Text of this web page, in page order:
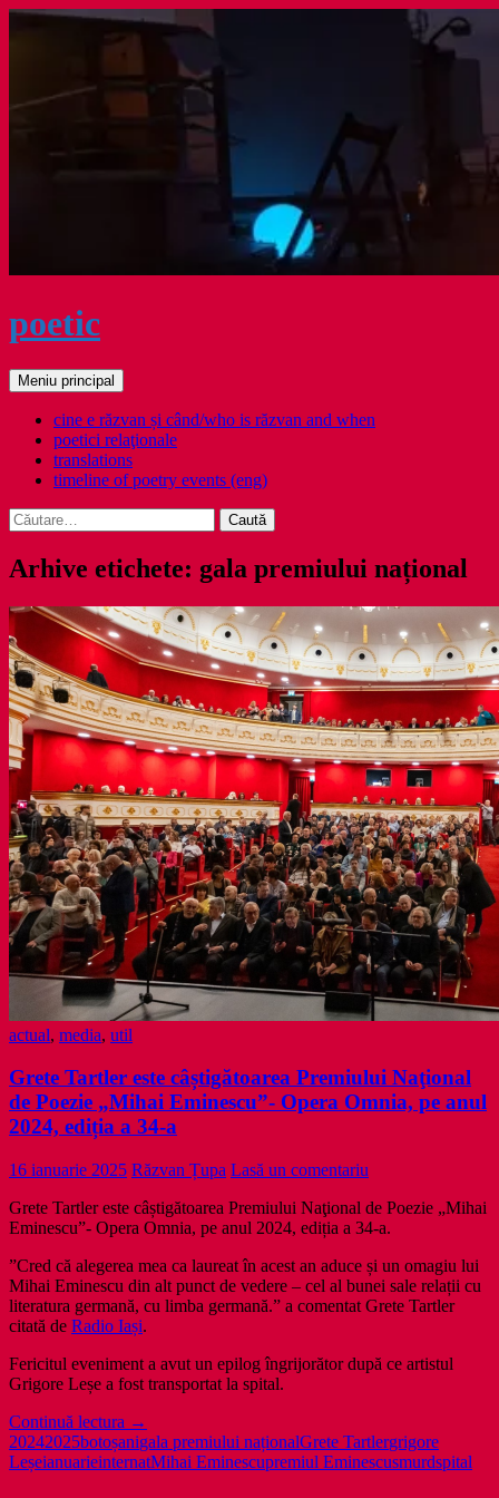
Sari
poetic
Caută
Meniu principal
cine e răzvan și când/who is răzvan and when
poetici relaţionale
translations
timeline of poetry events (eng)
Caută
după:
Arhive etichete: gala premiului național
actual, media, util
Grete Tartler este câștigătoarea Premiului Naţional
de Poezie „Mihai Eminescu”- Opera Omnia, pe anul
2024, ediția a 34-a
16 ianuarie 2025 Răzvan Țupa Lasă un comentariu
Grete Tartler este câștigătoarea Premiului Naţional de Poezie „Mihai
Eminescu”- Opera Omnia, pe anul 2024, ediția a 34-a.
”Cred că alegerea mea ca laureat în acest an aduce și un omagiu lui
Mihai Eminescu din alt punct de vedere – cel al bunei sale relații cu
literatura germană, cu limba germană.” a comentat Grete Tartler
citată de Radio Iași.
Fericitul eveniment a avut un epilog îngrijorător după ce artistul
Grigore Leșe a fost transportat la spital.
Continuă lectura Grete
Tartler
este
→
20242025botoșanigala premiului naționalGrete Tartlergrigore
LeșeianuarieinternatMihai Eminescupremiul Eminescusmurdspital